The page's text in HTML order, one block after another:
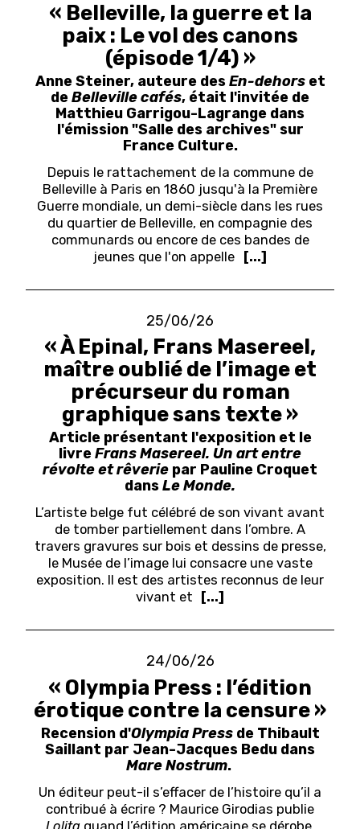
« Belleville, la guerre et la
paix : Le vol des canons
(épisode 1/4) »
Anne Steiner, auteure des En-dehors et
deBelleville cafés, était l'invitée de
Matthieu Garrigou-Lagrange dans
l'émission "Salle des archives" sur
France Culture.
Depuis le rattachement de la commune de
Belleville à Paris en 1860 jusqu'à la Première
Guerre mondiale, un demi-siècle dans les rues
du quartier de Belleville, en compagnie des
communards ou encore de ces bandes de
jeunes que l'on appelle [...]
25/06/26
« À Epinal, Frans Masereel,
maître oublié de l’image et
précurseur du roman
graphique sans texte »
Article présentant l'exposition et le
livreFrans Masereel. Un art entre
révolte et rêverie par Pauline Croquet
dans Le Monde.
L’artiste belge fut célébré de son vivant avant
de tomber partiellement dans l’ombre. A
travers gravures sur bois et dessins de presse,
le Musée de l’image lui consacre une vaste
exposition. Il est des artistes reconnus de leur
vivant et
[...]
24/06/26
« Olympia Press : l’édition
érotique contre la censure »
Recension d'Olympia Pressde Thibault
Saillant par Jean-Jacques Bedu dans
Mare Nostrum.
Un éditeur peut-il s’effacer de l’histoire qu’il a
contribué à écrire ? Maurice Girodias publie
Lolitaquand l’édition américaine se dérobe,